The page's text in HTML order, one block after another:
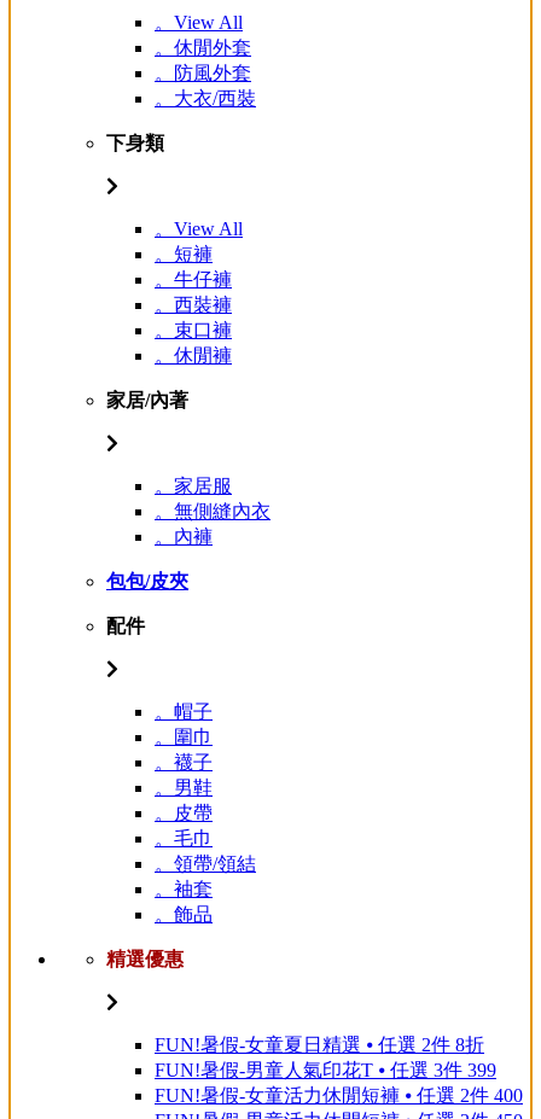
。View All
。休閒外套
。防風外套
。大衣/西裝
下身類
。View All
。短褲
。牛仔褲
。西裝褲
。束口褲
。休閒褲
家居/內著
。家居服
。無側縫內衣
。內褲
包包/皮夾
配件
。帽子
。圍巾
。襪子
。男鞋
。皮帶
。毛巾
。領帶/領結
。袖套
。飾品
精選優惠
FUN!暑假-女童夏日精選 ⦁ 任選 2件 8折
FUN!暑假-男童人氣印花T ⦁ 任選 3件 399
FUN!暑假-女童活力休閒短褲 ⦁ 任選 2件 400